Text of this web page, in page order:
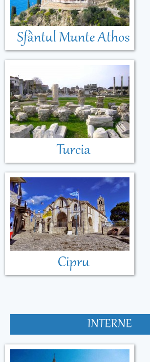
Sfântul Munte Athos
Turcia
Cipru
INTERNE